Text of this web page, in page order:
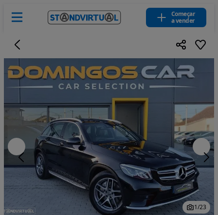
Começar
a vender
1/23